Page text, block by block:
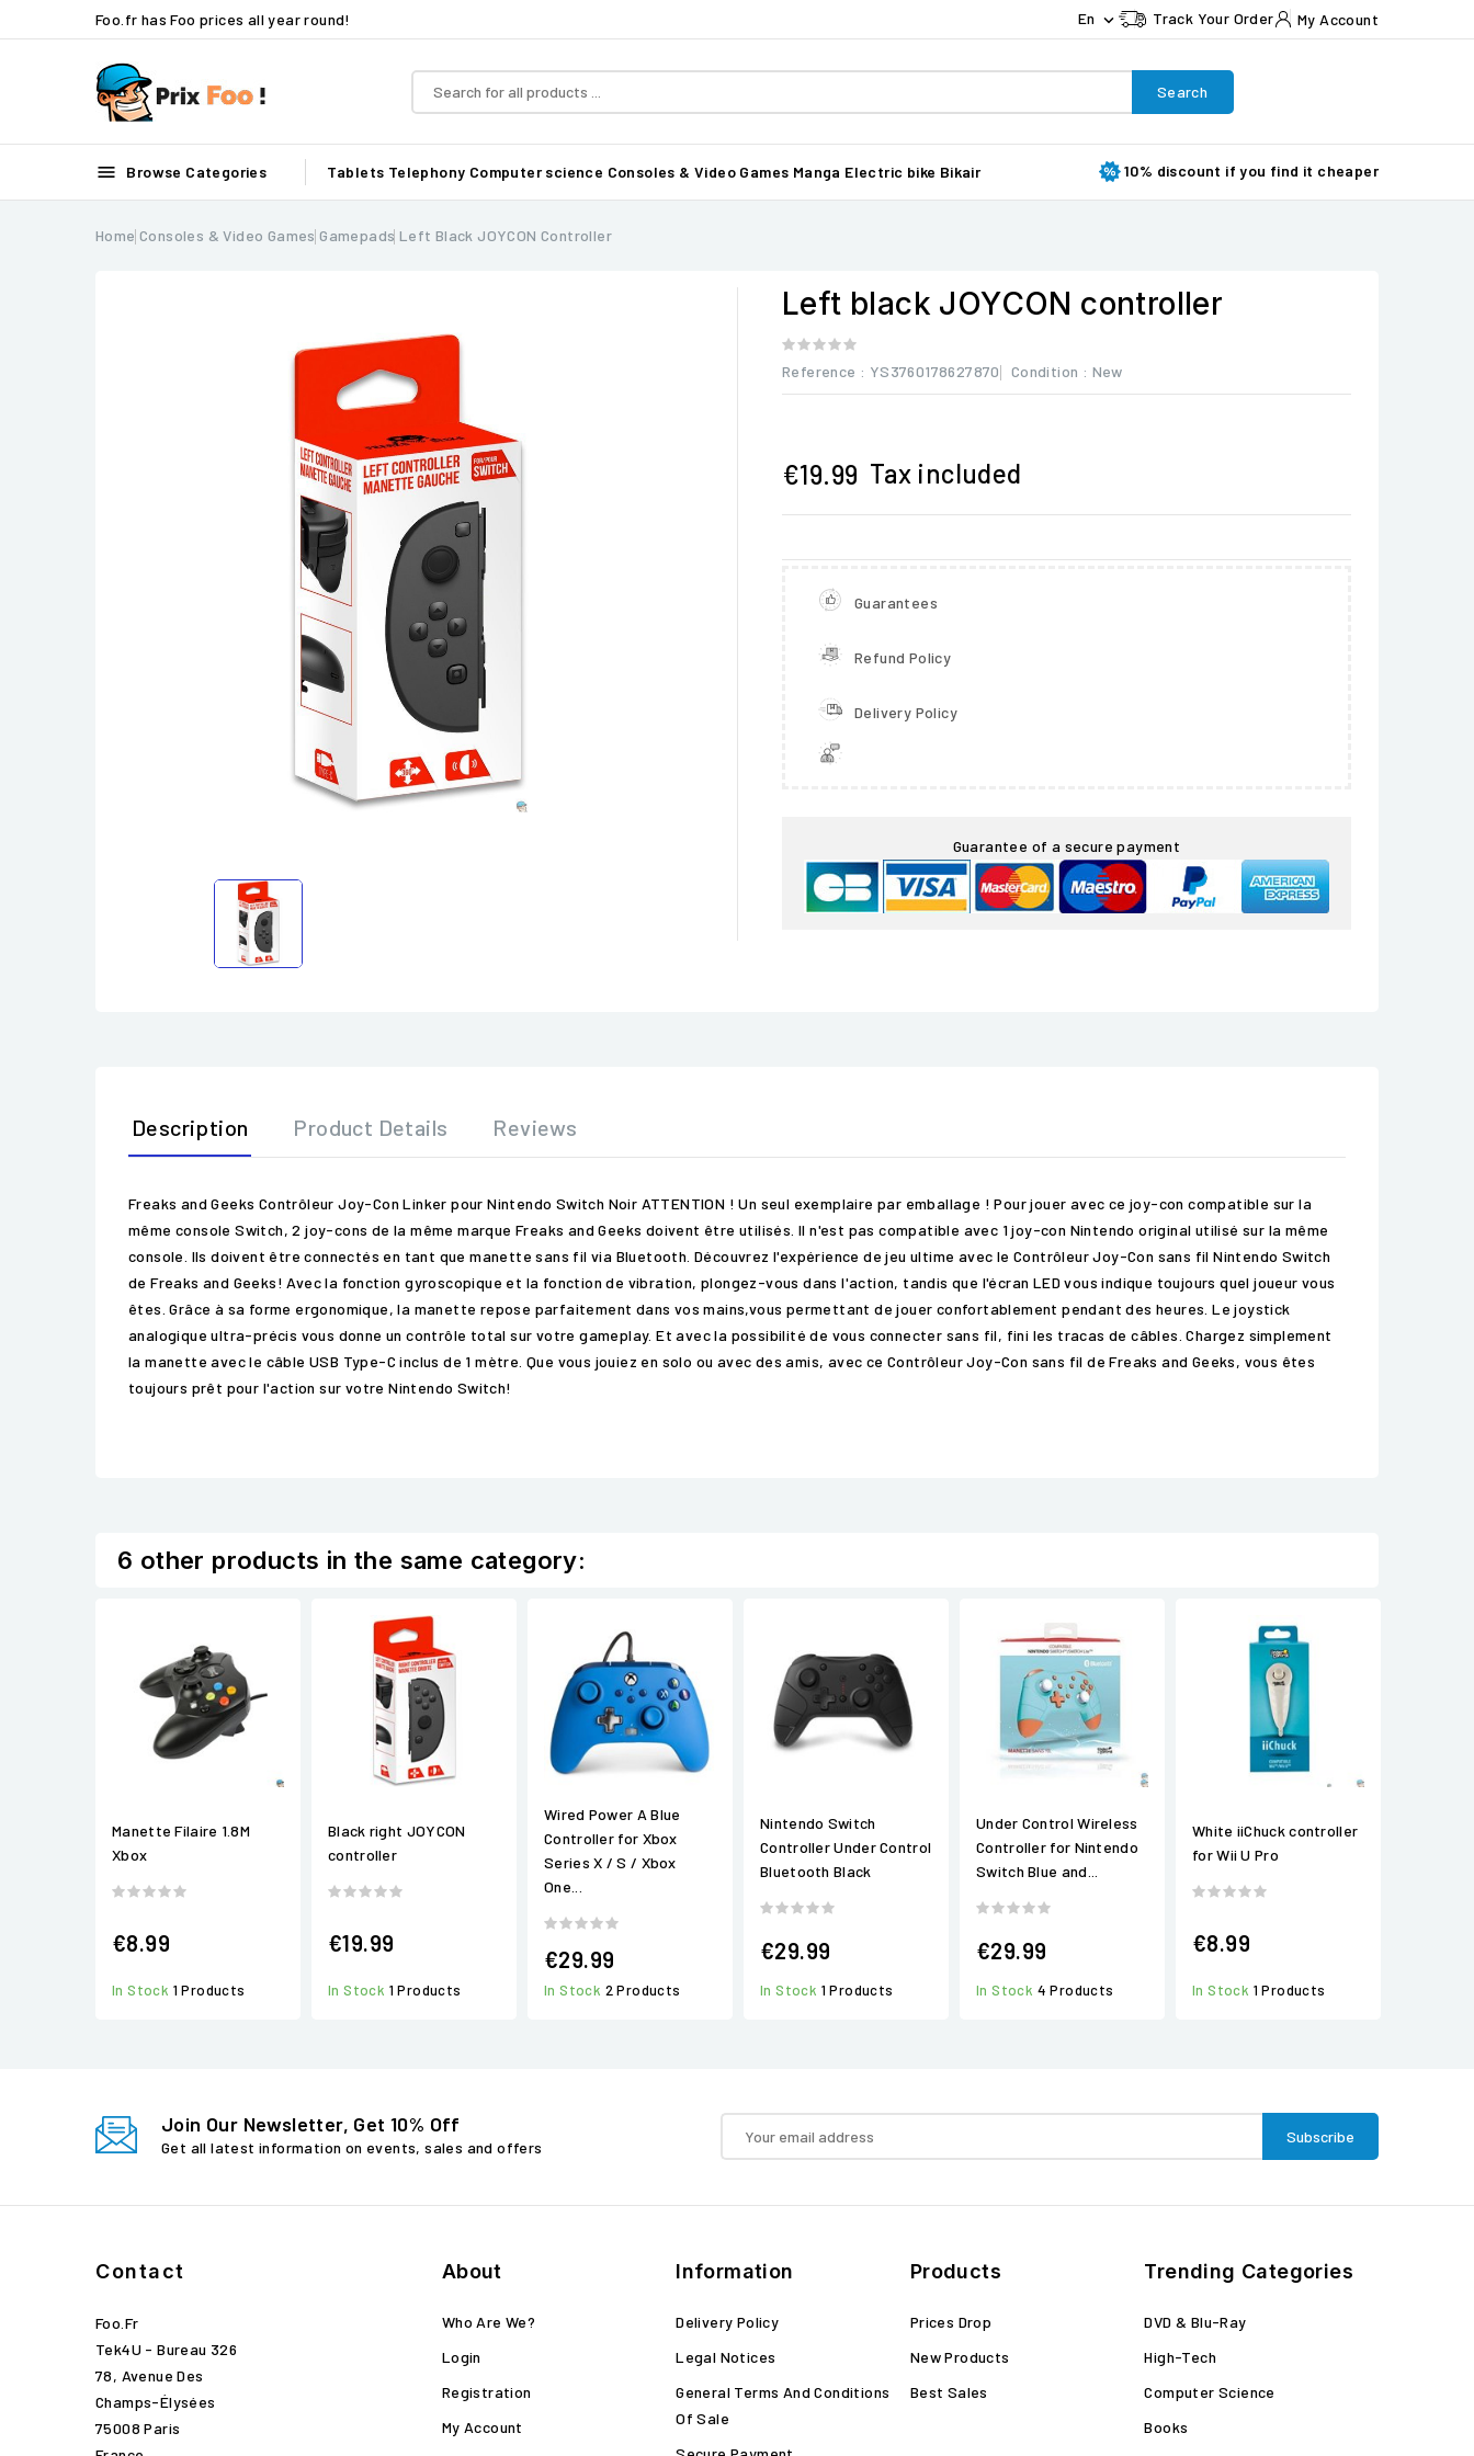
Foo.fr has Foo prices all year round! En  Track Your Order My Account
Search
 Browse Categories Tablets Telephony Computer science Consoles & Video Games Manga Electric bike Bikair 10% discount if you find it cheaper
Home Consoles & Video Games Gamepads Left Black JOYCON Controller
Left black JOYCON controller
Reference : YS3760178627870 Condition : New
€19.99 Tax included
Guarantees
Refund Policy
Delivery Policy
Guarantee of a secure payment
Description Product Details Reviews
Freaks and Geeks Contrôleur Joy-Con Linker pour Nintendo Switch Noir ATTENTION ! Un seul exemplaire par emballage ! Pour jouer avec ce joy-con compatible sur la
même console Switch, 2 joy-cons de la même marque Freaks and Geeks doivent être utilisés. Il n'est pas compatible avec 1 joy-con Nintendo original utilisé sur la même
console. Ils doivent être connectés en tant que manette sans fil via Bluetooth. Découvrez l'expérience de jeu ultime avec le Contrôleur Joy-Con sans fil Nintendo Switch
de Freaks and Geeks! Avec la fonction gyroscopique et la fonction de vibration, plongez-vous dans l'action, tandis que l'écran LED vous indique toujours quel joueur vous
êtes. Grâce à sa forme ergonomique, la manette repose parfaitement dans vos mains,vous permettant de jouer confortablement pendant des heures. Le joystick
analogique ultra-précis vous donne un contrôle total sur votre gameplay. Et avec la possibilité de vous connecter sans fil, fini les tracas de câbles. Chargez simplement
la manette avec le câble USB Type-C inclus de 1 mètre. Que vous jouiez en solo ou avec des amis, avec ce Contrôleur Joy-Con sans fil de Freaks and Geeks, vous êtes
toujours prêt pour l'action sur votre Nintendo Switch!
6 other products in the same category:
Manette Filaire 1.8M
Xbox
€8.99
In Stock 1 Products
Black right JOYCON
controller
€19.99
In Stock 1 Products
Wired Power A Blue
Controller for Xbox
Series X / S / Xbox
One...
€29.99
In Stock 2 Products
Nintendo Switch
Controller Under Control
Bluetooth Black
€29.99
In Stock 1 Products
Under Control Wireless
Controller for Nintendo
Switch Blue and...
€29.99
In Stock 4 Products
White iiChuck controller
for Wii U Pro
€8.99
In Stock 1 Products
Join Our Newsletter, Get 10% Off
Get all latest information on events, sales and offers
Contact
Foo.fr
Tek4U - Bureau 326
78, Avenue Des
Champs-Élysées
75008 Paris
About
Who Are We?
Login
Registration
My Account
Information
Delivery Policy
Legal Notices
General Terms And Conditions
Of Sale
Products
Prices Drop
New Products
Best Sales
Trending Categories
DVD & Blu-Ray
High-Tech
Computer Science
Books